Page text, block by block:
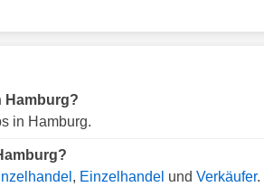
Hamburg?
in Hamburg.
, Einzelhandel und Verkäufer.